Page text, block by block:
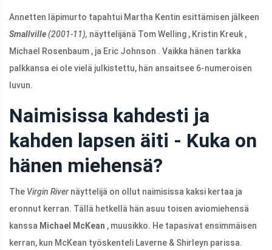
Annetten läpimurto tapahtui Martha Kentin esittämisen jälkeen
Smallville(2001-11), näyttelijänä Tom Welling , Kristin Kreuk ,
Michael Rosenbaum , ja Eric Johnson . Vaikka hänen tarkka
palkkansa ei ole vielä julkistettu, hän ansaitsee 6-numeroisen
luvun.
Naimisissa kahdesti ja
kahden lapsen äiti - Kuka on
hänen miehensä?
The Virgin River näyttelijä on ollut naimisissa kaksi kertaa ja
eronnut kerran. Tällä hetkellä hän asuu toisen aviomiehensä
kanssa Michael McKean , muusikko. He tapasivat ensimmäisen
kerran, kun McKean työskenteli Laverne & Shirleyn parissa.